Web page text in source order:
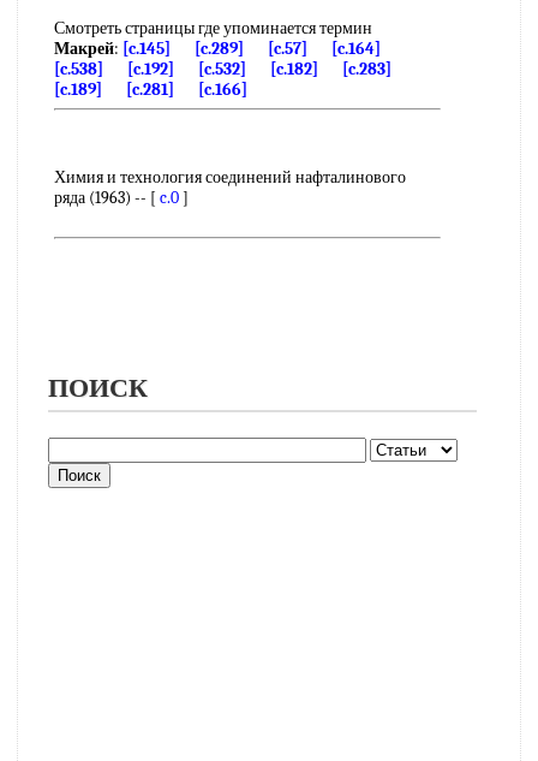
Смотреть страницы где упоминается термин
Макрей: [c.145] [c.289] [c.57]
[c.164]
[c.538]
[c.192] [c.532] [c.182]
[c.283]
[c.189]
[c.281] [c.166]
Химия и технология соединений нафталинового
ряда (1963) -- [ c.0]
ПОИСК